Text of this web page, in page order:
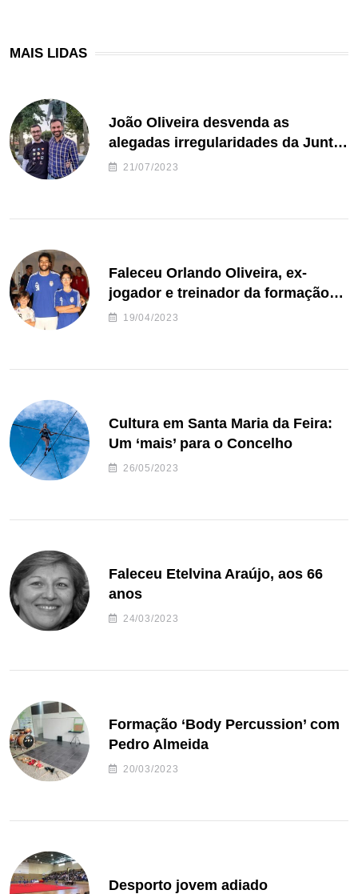
MAIS LIDAS
João Oliveira desvenda as
alegadas irregularidades da Junta
de Freguesia S. João de Ver
21/07/2023
Faleceu Orlando Oliveira, ex-
jogador e treinador da formação
de andebol do Feirense
19/04/2023
Cultura em Santa Maria da Feira:
Um ‘mais’ para o Concelho
26/05/2023
Faleceu Etelvina Araújo, aos 66
anos
24/03/2023
Formação ‘Body Percussion’ com
Pedro Almeida
20/03/2023
Desporto jovem adiado